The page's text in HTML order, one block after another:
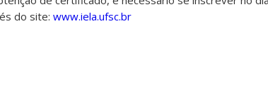
do site: www.iela.ufsc.br